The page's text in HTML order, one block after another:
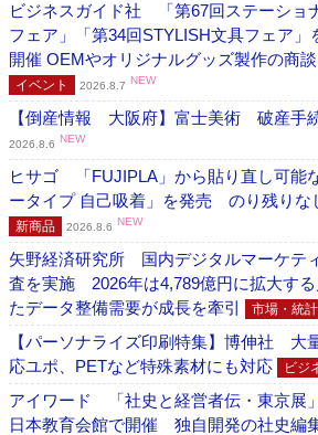
ビジネスガイド社 「第67回ステーショ
フェア」「第34回STYLISH文具フェア」
開催 OEMやオリジナルグッズ製作の商談
イベント 2026.8.7 NEW
【倒産情報 大阪府】富士美術 破産手
2026.8.6 NEW
ヒサゴ 「FUJIPLA」から貼り直し可能
ータイプ 自己吸着」を発売 のり残りな
新商品 2026.8.6 NEW
矢野経済研究所 国内デジタルマーケテ
査を実施 2026年は4,789億円に拡大す
たデータ整備需要が成長を牽引
市場・統計
【パーソナライズ印刷特集】博伸社 大
応ユポ、PETなど特殊素材にも対応
ビジ
アイワード 「社史と経営者伝・東京展
日本教育会館で開催 独自開発の社史編